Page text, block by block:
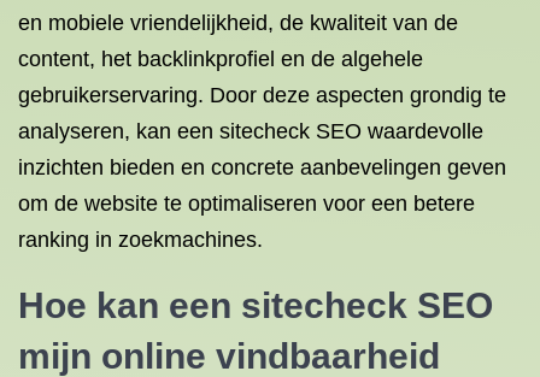
en mobiele vriendelijkheid, de kwaliteit van de
content, het backlinkprofiel en de algehele
gebruikerservaring. Door deze aspecten grondig te
analyseren, kan een sitecheck SEO waardevolle
inzichten bieden en concrete aanbevelingen geven
om de website te optimaliseren voor een betere
ranking in zoekmachines.
Hoe kan een sitecheck SEO
mijn online vindbaarheid